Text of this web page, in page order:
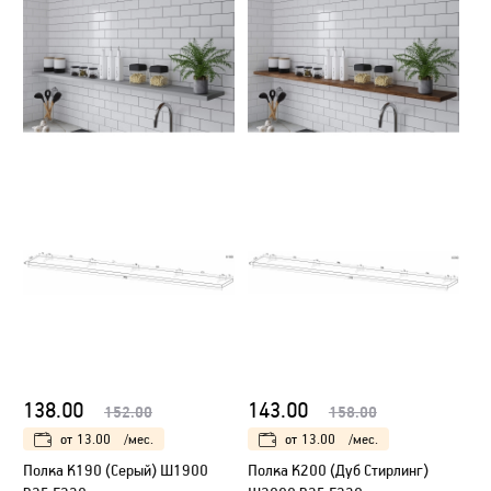
138.00 152.00
от 13.00 /мес.
Полка К190 (Серый) Ш1900
143.00 158.00
от 13.00 /мес.
Полка К200 (Дуб Стирлинг)